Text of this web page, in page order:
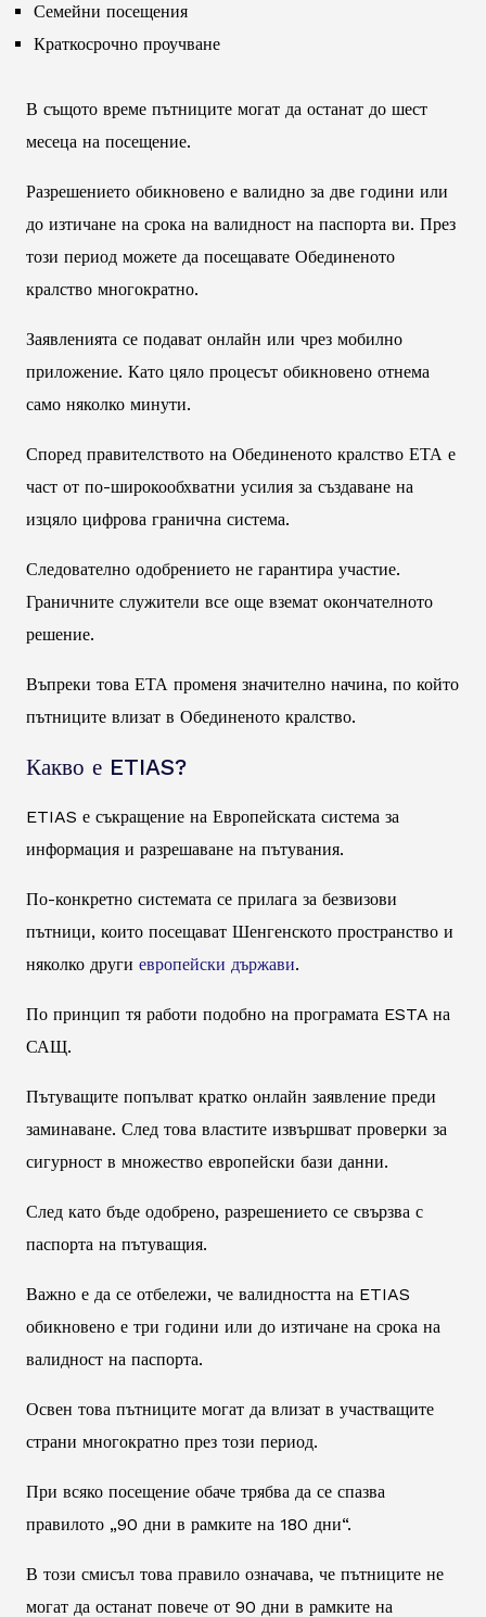
Семейни посещения
Краткосрочно проучване
В същото време пътниците могат да останат до шест
месеца на посещение.
Разрешението обикновено е валидно за две години или
до изтичане на срока на валидност на паспорта ви. През
този период можете да посещавате Обединеното
кралство многократно.
Заявленията се подават онлайн или чрез мобилно
приложение. Като цяло процесът обикновено отнема
само няколко минути.
Според правителството на Обединеното кралство ЕТА е
част от по-широкообхватни усилия за създаване на
изцяло цифрова гранична система.
Следователно одобрението не гарантира участие.
Граничните служители все още вземат окончателното
решение.
Въпреки това ЕТА променя значително начина, по който
пътниците влизат в Обединеното кралство.
Какво е ETIAS?
ETIAS е съкращение на Европейската система за
информация и разрешаване на пътувания.
По-конкретно системата се прилага за безвизови
пътници, които посещават Шенгенското пространство и
няколко други европейски държави.
По принцип тя работи подобно на програмата ESTA на
САЩ.
Пътуващите попълват кратко онлайн заявление преди
заминаване. След това властите извършват проверки за
сигурност в множество европейски бази данни.
След като бъде одобрено, разрешението се свързва с
паспорта на пътуващия.
Важно е да се отбележи, че валидността на ETIAS
обикновено е три години или до изтичане на срока на
валидност на паспорта.
Освен това пътниците могат да влизат в участващите
страни многократно през този период.
При всяко посещение обаче трябва да се спазва
правилото „90 дни в рамките на 180 дни“.
В този смисъл това правило означава, че пътниците не
могат да останат повече от 90 дни в рамките на